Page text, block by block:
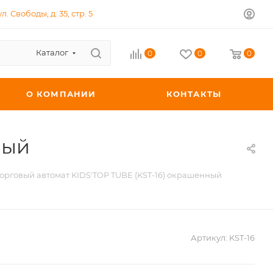
Свободы, д. 35, стр. 5
Каталог 0 0 0
О КОМПАНИИ КОНТАКТЫ
автомат KIDS'TOP TUBE (KST-16) окрашенный
Артикул: KST-16